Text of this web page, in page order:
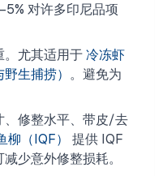
对许多印尼品项
。尤其适用于 冷冻虾
生捕捞）
。避免为
、修整水平、带皮/去
柳（IQF）
提供 IQF
少意外修整损耗。